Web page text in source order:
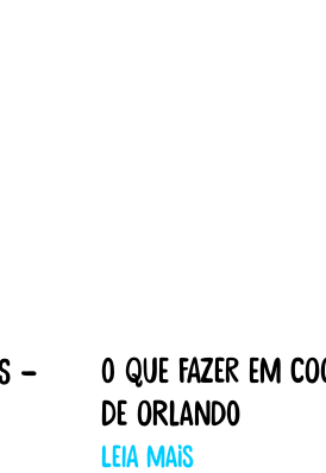
–
O que fazer em
de Orlando
Leia mais